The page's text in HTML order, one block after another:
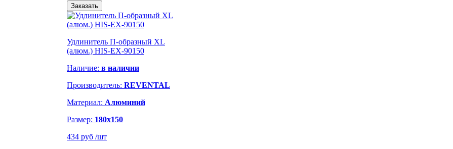
Заказать
Удлинитель П-образный XL
(алюм.) HIS-EX-90150
Наличие: в наличии
Производитель: REVENTAL
Материал: Алюминий
Размер: 180х150
434 руб /шт